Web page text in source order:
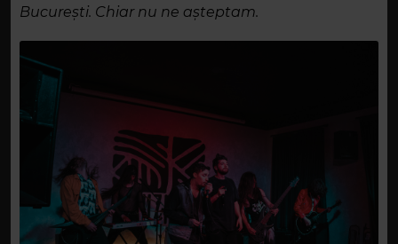
București. Chiar nu ne așteptam.